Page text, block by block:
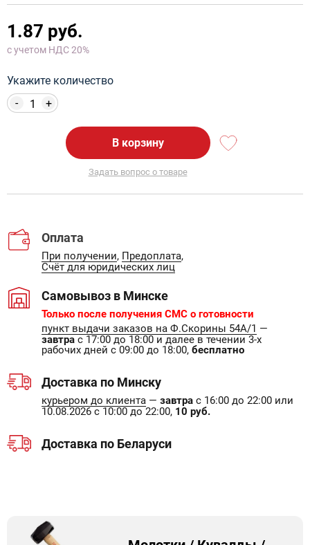
1.87 руб.
с учетом НДС 20%
Укажите количество
+
-
В корзину
Задать вопрос о товаре
Оплата
При получении, Предоплата,
Счёт для юридических лиц
Самовывоз в Минске
Только после получения СМС о готовности
пункт выдачи заказов на Ф.Скорины 54А/1 —
завтра с 17:00 до 18:00 и далее в течении 3-х
рабочих дней с 09:00 до 18:00, бесплатно
Доставка по Минску
курьером до клиента — завтра с 16:00 до 22:00 или
10.08.2026 с 10:00 до 22:00, 10 руб.
Доставка по Беларуси